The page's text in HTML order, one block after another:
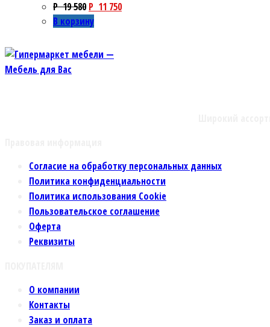
P19 580 P 11 750
В корзину
Согласие на обработку персональных данных
Политика конфиденциальности
Политика использования Cookie
Пользовательское соглашение
Оферта
Реквизиты
О компании
Контакты
Заказ и оплата